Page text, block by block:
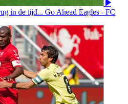
in de tijd... Go Ahead Eagles - FC